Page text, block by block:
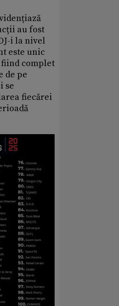
au fost
i la nivel
este unic
complet
de pe
se
fiecărei